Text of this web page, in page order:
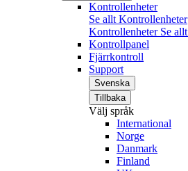
Kontrollenheter
Se allt Kontrollenheter
Kontrollenheter Se allt
Kontrollpanel
Fjärrkontroll
Support
Svenska
Tillbaka
Välj språk
International
Norge
Danmark
Finland